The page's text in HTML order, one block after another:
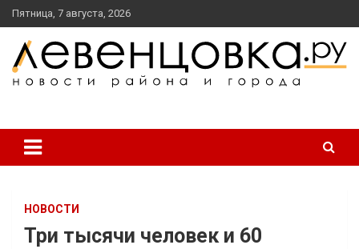
перейти
к
содержанию
Пятница, 7 августа, 2026
НОВОСТИ
Три тысячи человек и 60